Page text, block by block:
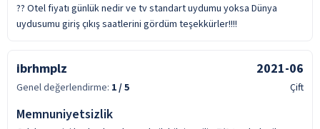
?? Otel fiyatı günlük nedir ve tv standart uydumu yoksa Dünya
uydusumu giriş çıkış saatlerini gördüm teşekkürler!!!!
ibrhmplz 2021-06
Genel değerlendirme: 1/ 5 Çift
Memnuniyetsizlik